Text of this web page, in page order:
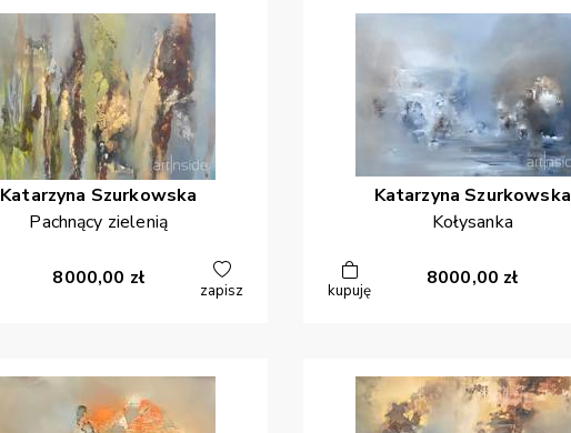
Katarzyna Szurkowska
Pachnący zielenią
8000,00 zł
zapisz
Katarzyna Szurkowska
Kołysanka
kupuję
8000,00 zł